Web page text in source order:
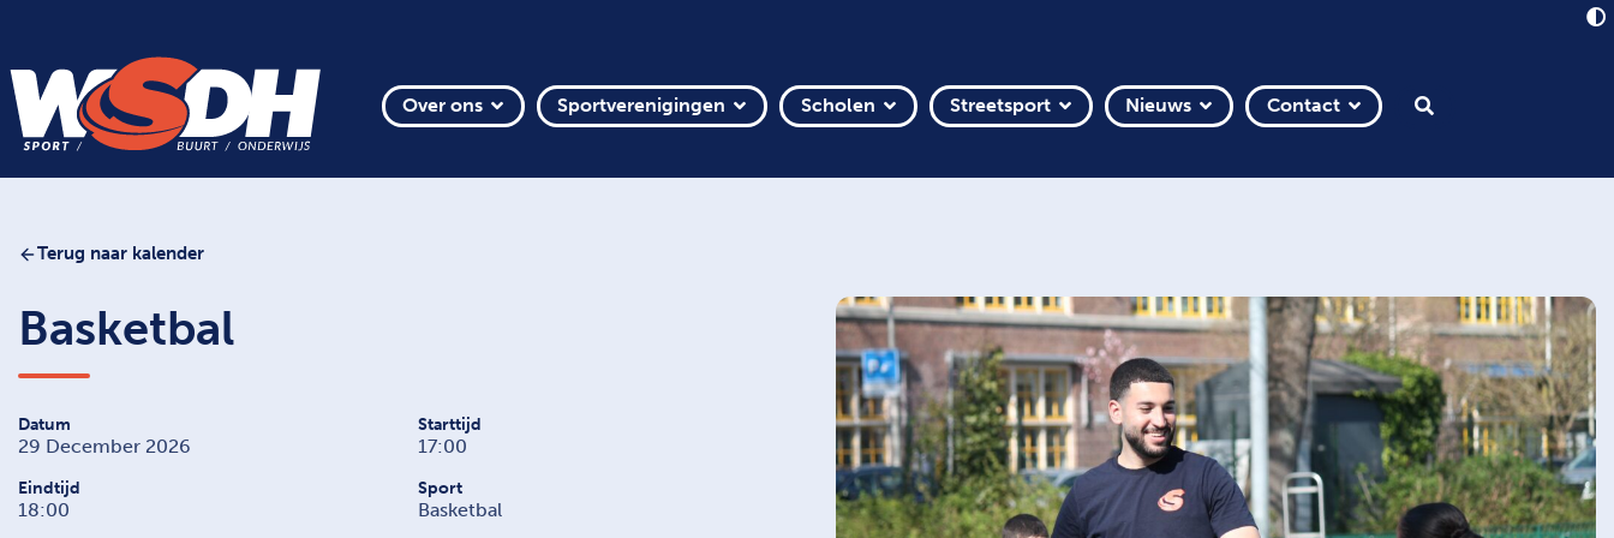
Over ons Sportverenigingen Scholen Streetsport Nieuws Contact
Terug naar kalender
Basketbal
Datum
29 December 2026
Starttijd
17:00
Eindtijd
18:00
Sport
Basketbal